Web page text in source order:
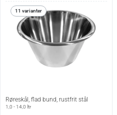
11 varianter
Røreskål, flad bund, rustfrit stål
1,0 - 14,0 ltr